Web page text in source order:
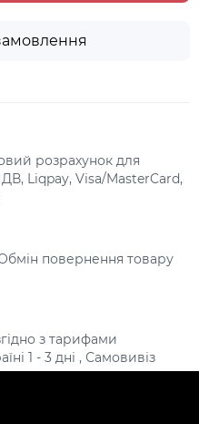
розрахунок для
Liqpay, Visa/MasterCard,
Обмін повернення товару
з тарифами
1 - 3 дні , Самовивіз